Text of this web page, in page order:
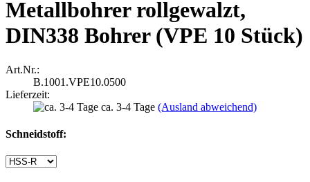
Metallbohrer rollgewalzt,
DIN338 Bohrer (VPE 10 Stück)
Art.Nr.:
B.1001.VPE10.0500
Lieferzeit:
ca. 3-4 Tage (Ausland abweichend)
Schneidstoff: